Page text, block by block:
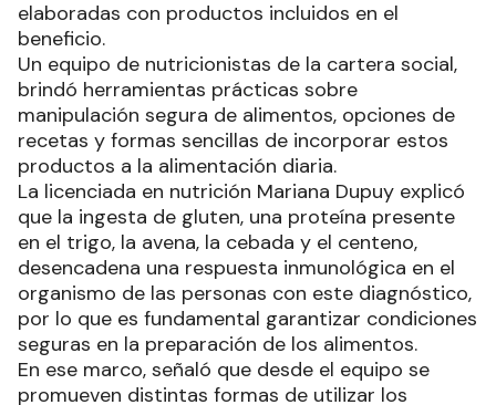
elaboradas con productos incluidos en el
beneficio.
Un equipo de nutricionistas de la cartera social,
brindó herramientas prácticas sobre
manipulación segura de alimentos, opciones de
recetas y formas sencillas de incorporar estos
productos a la alimentación diaria.
La licenciada en nutrición Mariana Dupuy explicó
que la ingesta de gluten, una proteína presente
en el trigo, la avena, la cebada y el centeno,
desencadena una respuesta inmunológica en el
organismo de las personas con este diagnóstico,
por lo que es fundamental garantizar condiciones
seguras en la preparación de los alimentos.
En ese marco, señaló que desde el equipo se
promueven distintas formas de utilizar los